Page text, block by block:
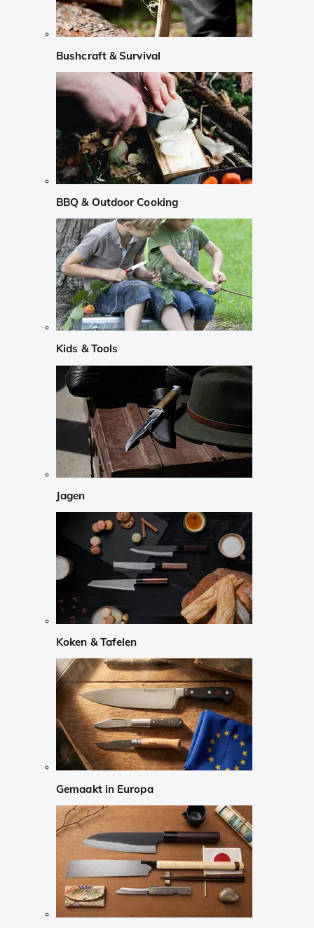
Bushcraft & Survival
BBQ & Outdoor Cooking
Kids & Tools
Jagen
Koken & Tafelen
Gemaakt in Europa